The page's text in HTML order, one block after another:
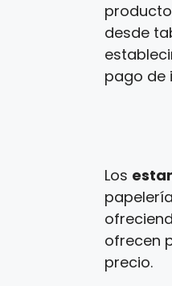
desde
pago de
Los
ofrecen
precio.